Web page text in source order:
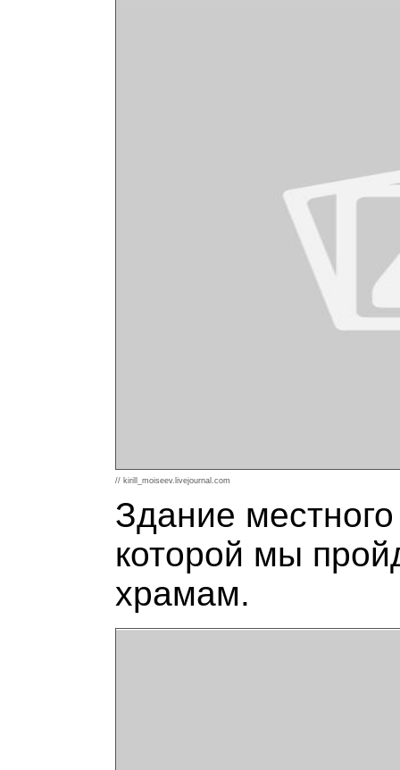
// kirill_moiseev.livejournal.com
Здание
которой мы
храмам.